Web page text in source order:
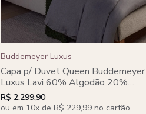
Buddemeyer Luxus
Capa p/ Duvet Queen Buddemeyer
Luxus Lavi 60% Algodão 20%
Viscose 20% Lã. Algodão
Penteado Cinza
R$ 2.299,90
ou em 10x de R$ 229,99 no cartão